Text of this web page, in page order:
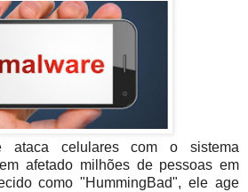
ataca celulares com o sistema
afetado milhões de pessoas em
como "HummingBad", ele age